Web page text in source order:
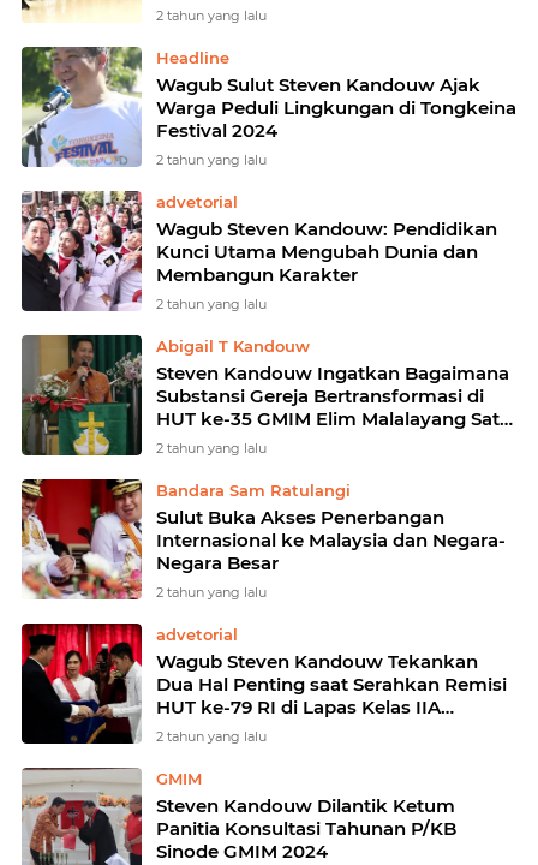
2 tahun yang lalu
Headline
Wagub Sulut Steven Kandouw Ajak
Warga Peduli Lingkungan di Tongkeina
Festival 2024
2 tahun yang lalu
advetorial
Wagub Steven Kandouw: Pendidikan
Kunci Utama Mengubah Dunia dan
Membangun Karakter
2 tahun yang lalu
Abigail T Kandouw
Steven Kandouw Ingatkan Bagaimana
Substansi Gereja Bertransformasi di
HUT ke-35 GMIM Elim Malalayang Satu
Barat
2 tahun yang lalu
Bandara Sam Ratulangi
Sulut Buka Akses Penerbangan
Internasional ke Malaysia dan Negara-
Negara Besar
2 tahun yang lalu
advetorial
Wagub Steven Kandouw Tekankan
Dua Hal Penting saat Serahkan Remisi
HUT ke-79 RI di Lapas Kelas IIA
Manado
2 tahun yang lalu
GMIM
Steven Kandouw Dilantik Ketum
Panitia Konsultasi Tahunan P/KB
Sinode GMIM 2024